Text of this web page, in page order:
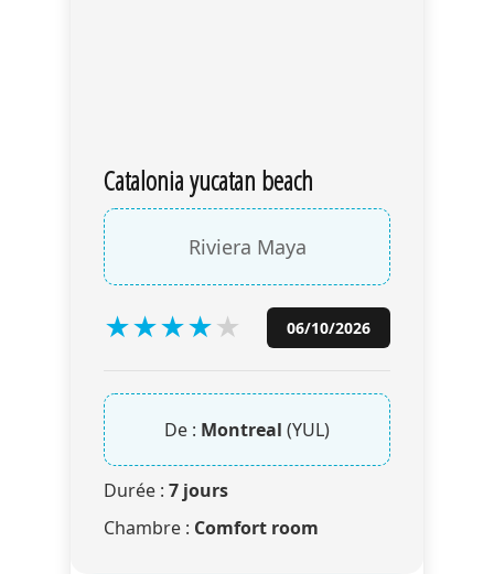
Catalonia yucatan beach
Riviera Maya
★★★★★ 06/10/2026
De : Montreal (YUL)
Durée : 7 jours
Chambre : Comfort room